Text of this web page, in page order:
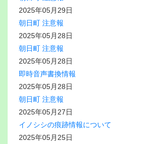
2025年05月29日
朝日町 注意報
2025年05月28日
朝日町 注意報
2025年05月28日
即時音声書換情報
2025年05月28日
朝日町 注意報
2025年05月27日
イノシシの痕跡情報について
2025年05月25日